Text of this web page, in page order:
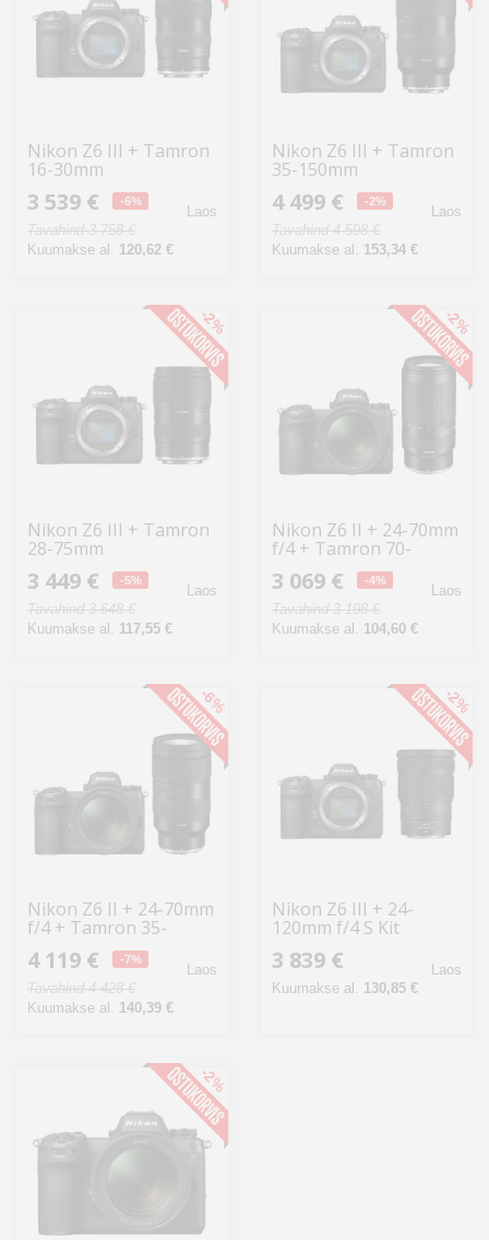
Nikon Z6 III + Tamron
16-30mm
3 539 € -6%
Tavahind 3 758 €
Kuumakse al. 120,62 €
Laos
Nikon Z6 III + Tamron
35-150mm
4 499 € -2%
Tavahind 4 598 €
Kuumakse al. 153,34 €
Laos
Nikon Z6 III + Tamron
28-75mm
3 449 € -5%
Tavahind 3 648 €
Kuumakse al. 117,55 €
Laos
-2%
Nikon Z6 II + 24-70mm
f/4 + Tamron 70-
3 069 € -4%
Tavahind 3 198 €
Kuumakse al. 104,60 €
Laos
-2%
Nikon Z6 II + 24-70mm
f/4 + Tamron 35-
4 119 € -7%
Tavahind 4 428 €
Kuumakse al. 140,39 €
Laos
-6%
Nikon Z6 III + 24-
120mm f/4 S Kit
3 839 €
Kuumakse al. 130,85 €
Laos
-2%
-2%